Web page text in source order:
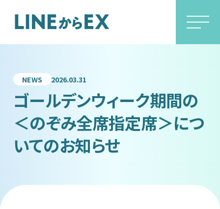
HOME
サービス概要
NEWS 2026.03.31
ゴールデンウィーク期間の
＜のぞみ全席指定席＞につ
いてのお知らせ